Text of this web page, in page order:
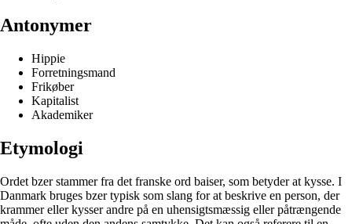
Antonymer
Hippie
Forretningsmand
Frikøber
Kapitalist
Akademiker
Etymologi
Ordet bzer stammer fra det franske ord baiser, som betyder at kysse. I
Danmark bruges bzer typisk som slang for at beskrive en person, der
krammer eller kysser andre på en uhensigtsmæssig eller påtrængende